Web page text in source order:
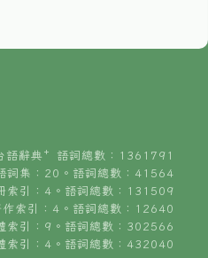
語辭典⁺ 語詞總數：1361791
詞集：20。語詞總數：41564
索引：4。語詞總數：131509
索引：4。語詞總數：12640
索引：9。語詞總數：302566
索引：4。語詞總數：432040